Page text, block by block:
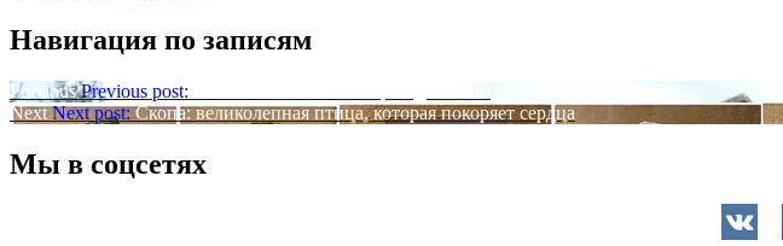
Навигация по записям
Previous Previous post:
Next Next post: Скопа: великолепная птица, которая покоряет сердца
Мы в соцсетях